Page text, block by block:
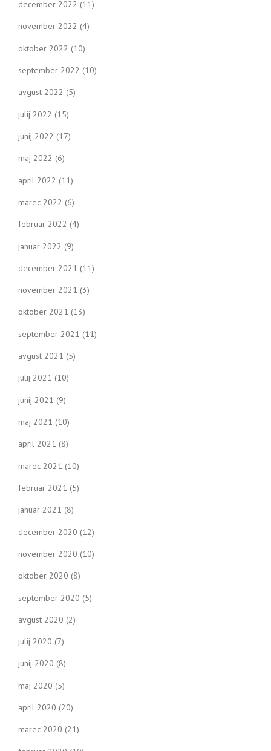
december 2022 (11)
november 2022 (4)
oktober 2022 (10)
september 2022 (10)
avgust 2022 (5)
julij 2022 (15)
junij 2022 (17)
maj 2022 (6)
april 2022 (11)
marec 2022 (6)
februar 2022 (4)
januar 2022 (9)
december 2021 (11)
november 2021 (3)
oktober 2021 (13)
september 2021 (11)
avgust 2021 (5)
julij 2021 (10)
junij 2021 (9)
maj 2021 (10)
april 2021 (8)
marec 2021 (10)
februar 2021 (5)
januar 2021 (8)
december 2020 (12)
november 2020 (10)
oktober 2020 (8)
september 2020 (5)
avgust 2020 (2)
julij 2020 (7)
junij 2020 (8)
maj 2020 (5)
april 2020 (20)
marec 2020 (21)